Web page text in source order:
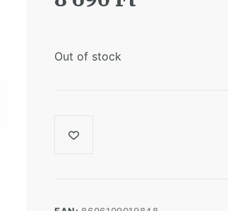
Out of stock